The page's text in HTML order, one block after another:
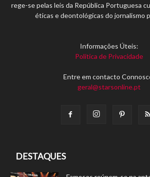
rege-se pelas leis da República Portuguesa
éticas e deontológicas do jornalismo
Informações Úteis:
Política de Privacidade
Entre em contacto
geral@starsonline.pt
DESTAQUES